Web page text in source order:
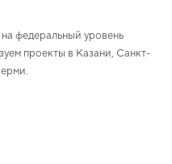
федеральный уровень
проекты в Казани, Санкт-